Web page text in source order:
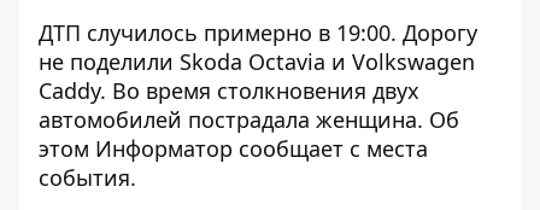
ДТП случилось примерно в 19:00. Дорогу
не поделили Skoda Octavia и Volkswagen
Caddy. Во время столкновения двух
автомобилей пострадала женщина. Об
этом Информатор сообщает с места
события.